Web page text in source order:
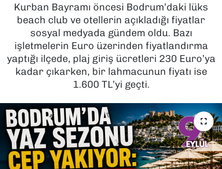
Kurban Bayramı öncesi Bodrum’daki lüks
beach club ve otellerin açıkladığı fiyatlar
sosyal medyada gündem oldu. Bazı
işletmelerin Euro üzerinden fiyatlandırma
yaptığı ilçede, plaj giriş ücretleri 230 Euro’ya
kadar çıkarken, bir lahmacunun fiyatı ise
1.600 TL’yi geçti.
MAGAZİN
POLİTİKA
SAĞLIK
TEKNOLOJİ
YAŞAM
YEREL YÖNETİMLER
Haber Arşivi